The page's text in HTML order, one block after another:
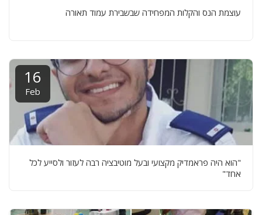
עוצמת הנס והקלות המפחידה שבשבירת עמוד תאורה
16
Feb
"הוא היה פראמדיק מקצועי ובעל מוטיבציה רבה לעזור ולסייע לכל
אחד"